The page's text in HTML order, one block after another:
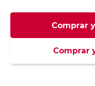
Comprar
Comprar